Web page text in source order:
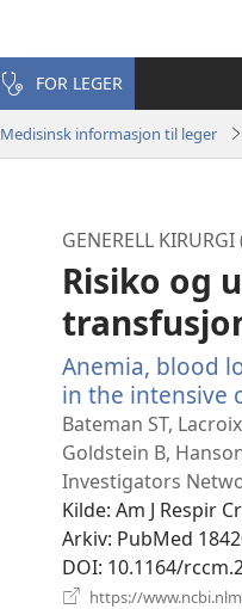
FOR LEGER
Medisinsk informasjon til leger
GENERELL KIRURGI
Risiko og
Anemia, blood
in the intensive
Bateman ST,
Goldstein B,
Investigators
Kilde‎: Am J Respir
Arkiv‎: PubMed
DOI‎: 10.1164/
https://